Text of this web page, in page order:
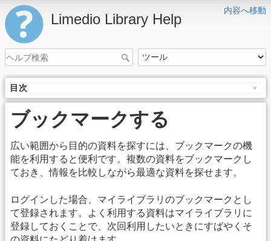
内容へ移動
Limedio Library Help
目次
ブックマークする
広い範囲から目的の資料を探すには、ブックマークの機
能を利用すると便利です。複数の資料をブックマークし
ておき、情報を比較しながら最適な資料を探せます。
ログインした場合、マイライブラリのブックマークとし
て登録されます。よく利用する資料はマイライブラリに
登録しておくことで、次回利用したいときにすばやくそ